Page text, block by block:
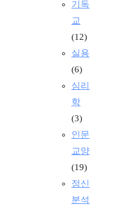
기독
교
(12)
실용
(6)
심리
학
(3)
인문
교양
(19)
정신
분석